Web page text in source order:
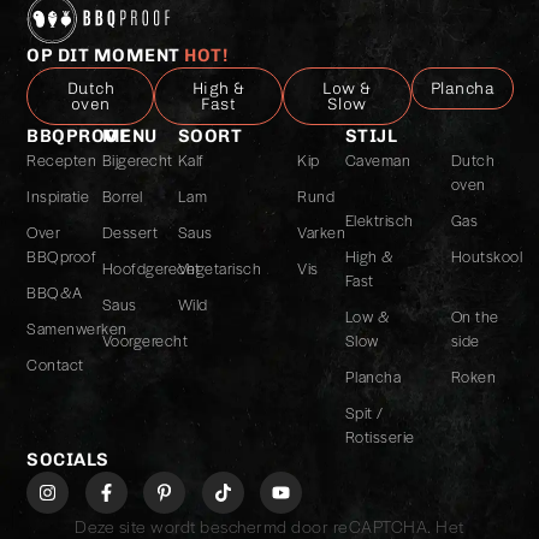
OP DIT MOMENT HOT!
Dutch
oven
High &
Fast
Low &
Slow
Plancha
BBQPROOF
Recepten
Inspiratie
Over
BBQproof
BBQ&A
Samenwerken
Contact
MENU
Bijgerecht
Borrel
Dessert
Hoofdgerecht
Saus
Voorgerecht
SOORT
Kalf
Kip
Lam
Rund
Saus
Varken
Vegetarisch
Vis
Wild
STIJL
Caveman
Dutch
oven
Elektrisch
Gas
High &
Fast
Houtskool
Low &
Slow
On the
side
Plancha
Roken
Spit /
Rotisserie
SOCIALS
Deze site wordt beschermd door reCAPTCHA. Het